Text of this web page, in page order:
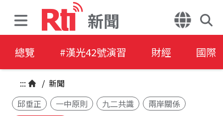
新聞
總覽 #漢光42號演習 財經 國際
::: / 新聞
邱垂正
一中原則 九二共識 兩岸關係